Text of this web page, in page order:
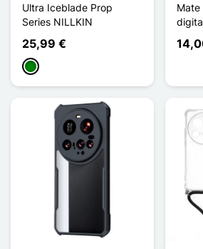
Ultra Iceblade Prop
Series NILLKIN
25,99 €
Verde
Mate